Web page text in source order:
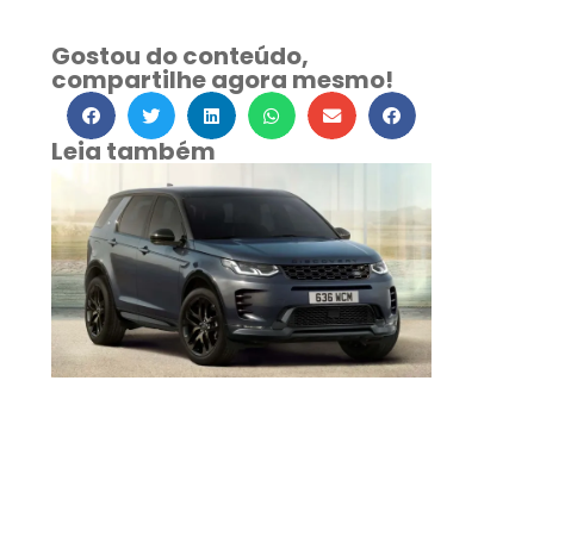
Gostou do conteúdo,
compartilhe agora mesmo!
Leia também